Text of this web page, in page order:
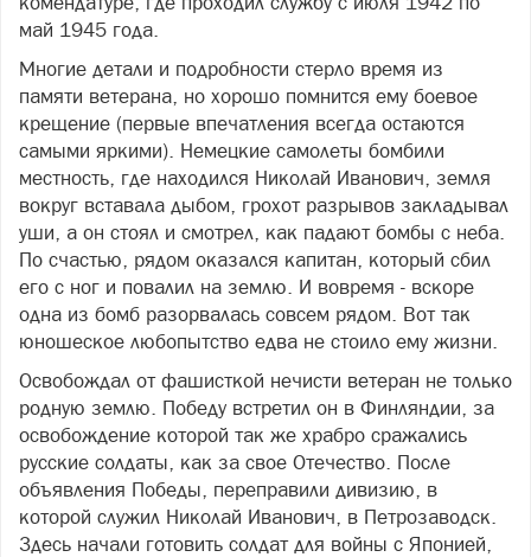
май 1945 года.
Многие детали и подробности стерло время из
памяти ветерана, но хорошо помнится ему боевое
крещение (первые впечатления всегда остаются
самыми яркими). Немецкие самолеты бомбили
местность, где находился Николай Иванович, земля
вокруг вставала дыбом, грохот разрывов закладывал
уши, а он стоял и смотрел, как падают бомбы с неба.
По счастью, рядом оказался капитан, который сбил
его с ног и повалил на землю. И вовремя - вскоре
одна из бомб разорвалась совсем рядом. Вот так
юношеское любопытство едва не стоило ему жизни.
Освобождал от фашисткой нечисти ветеран не только
родную землю. Победу встретил он в Финляндии, за
освобождение которой так же храбро сражались
русские солдаты, как за свое Отечество. После
объявления Победы, переправили дивизию, в
которой служил Николай Иванович, в Петрозаводск.
Здесь начали готовить солдат для войны с Японией,